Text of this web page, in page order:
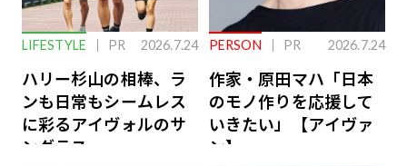
LIFESTYLE PR 2026.7.24
ハリー杉山の相棒、ラ
ンも日常もシームレス
に彩るアイヴォルのサ
ングラス
PERSON PR 2026.7.24
作家・原田マハ「日本
のモノ作りを応援して
いきたい」【アイヴァ
ン】